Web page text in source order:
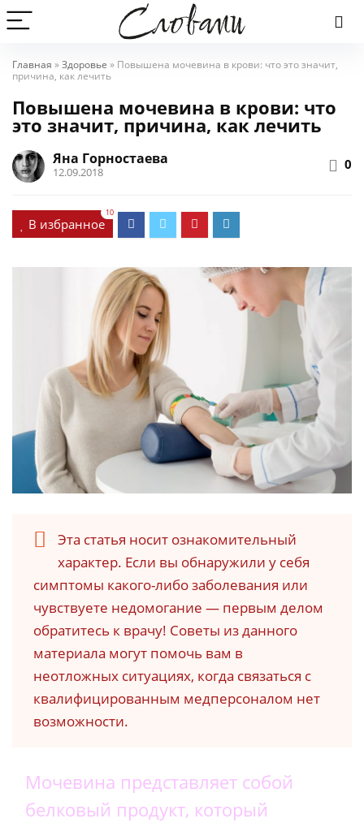
Главная »Здоровье » Повышена мочевина в крови: что это значит,
причина, как лечить
Повышена мочевина в крови: что
это значит, причина, как лечить
Яна Горностаева
12.09.2018 0
В избранное
10
Эта статья носит ознакомительный
характер. Если вы обнаружили у себя
симптомы какого-либо заболевания или
чувствуете недомогание — первым делом
обратитесь к врачу! Советы из данного
материала могут помочь вам в
неотложных ситуациях, когда связаться с
квалифицированным медперсоналом нет
возможности.
Мочевина представляет собой
белковый продукт, который